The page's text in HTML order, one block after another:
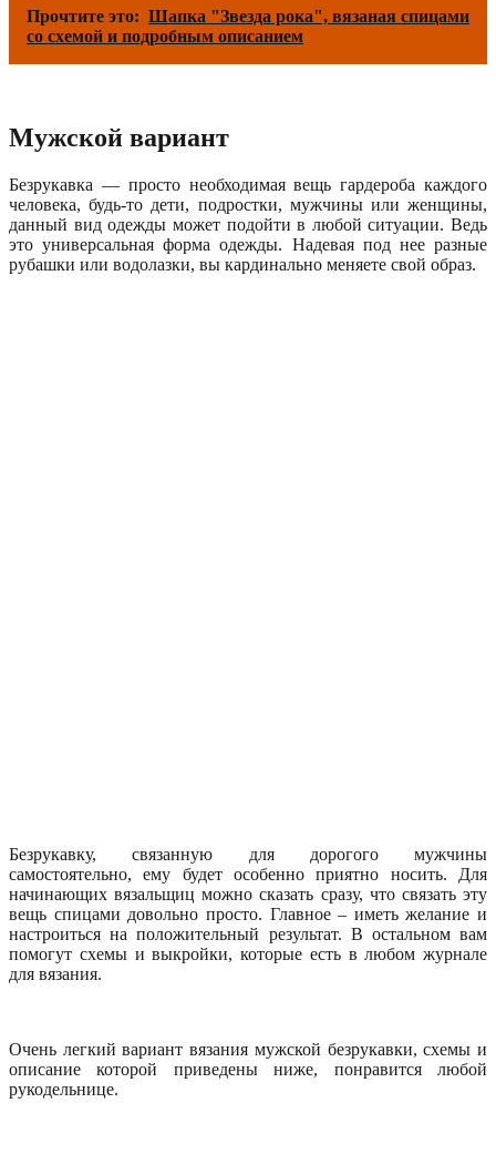
Прочтите это: Шапка "Звезда рока", вязаная спицами
со схемой и подробным описанием
Мужской вариант
Безрукавка — просто необходимая вещь гардероба каждого
человека, будь-то дети, подростки, мужчины или женщины,
данный вид одежды может подойти в любой ситуации. Ведь
это универсальная форма одежды. Надевая под нее разные
рубашки или водолазки, вы кардинально меняете свой образ.
Безрукавку, связанную для дорогого мужчины
самостоятельно, ему будет особенно приятно носить. Для
начинающих вязальщиц можно сказать сразу, что связать эту
вещь спицами довольно просто. Главное – иметь желание и
настроиться на положительный результат. В остальном вам
помогут схемы и выкройки, которые есть в любом журнале
для вязания.
Очень легкий вариант вязания мужской безрукавки, схемы и
описание которой приведены ниже, понравится любой
рукодельнице.